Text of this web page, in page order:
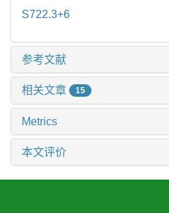
S722.3+6
参考文献
相关文章 15
Metrics
本文评价